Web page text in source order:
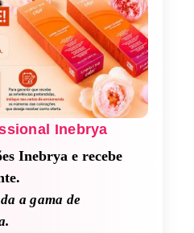
Inebrya​
Inebrya e recebe
a gama de